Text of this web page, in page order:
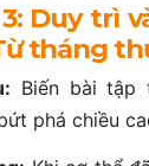
Duy trì
tháng
Biến bài tập
phá chiều